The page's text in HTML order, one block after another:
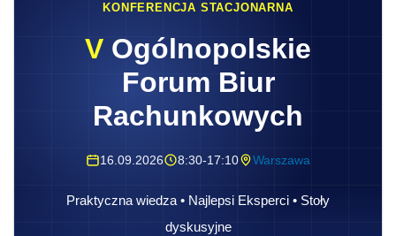
KONFERENCJA STACJONARNA
V Ogólnopolskie
Forum Biur
Rachunkowych
16.09.2026 8:30-17:10 Warszawa
Praktyczna wiedza • Najlepsi Eksperci • Stoły
dyskusyjne